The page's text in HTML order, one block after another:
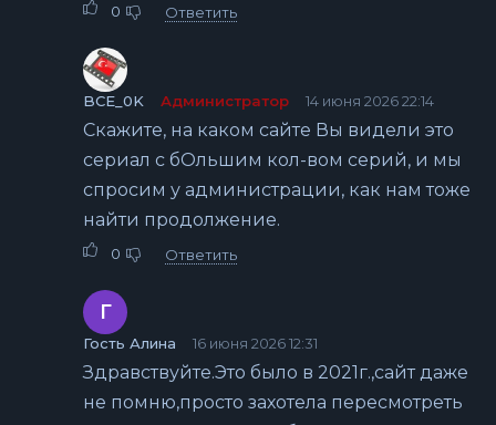
0 Ответить
BCE_0K Администратор 14 июня 2026 22:14
Скажите, на каком сайте Вы видели это
сериал с бОльшим кол-вом серий, и мы
спросим у администрации, как нам тоже
найти продолжение.
0 Ответить
Г
Гость Алина 16 июня 2026 12:31
Здравствуйте.Это было в 2021г.,сайт даже
не помню,просто захотела пересмотреть